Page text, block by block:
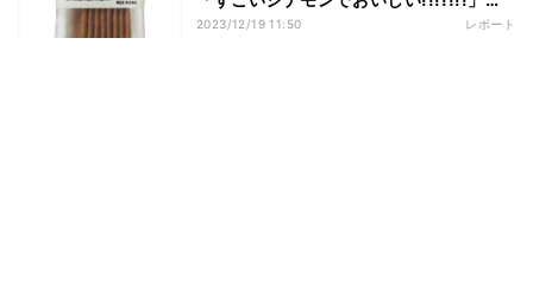
「ちょっとのつもりが全部食べちゃっ
2023/12/19 11:50 レポート